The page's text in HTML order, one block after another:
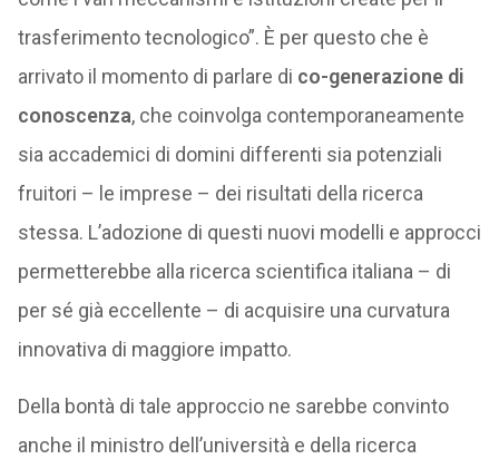
trasferimento tecnologico”. È per questo che è
arrivato il momento di parlare di co-generazione di
conoscenza, che coinvolga contemporaneamente
sia accademici di domini differenti sia potenziali
fruitori – le imprese – dei risultati della ricerca
stessa. L’adozione di questi nuovi modelli e approcci
permetterebbe alla ricerca scientifica italiana – di
per sé già eccellente – di acquisire una curvatura
innovativa di maggiore impatto.
Della bontà di tale approccio ne sarebbe convinto
anche il ministro dell’università e della ricerca